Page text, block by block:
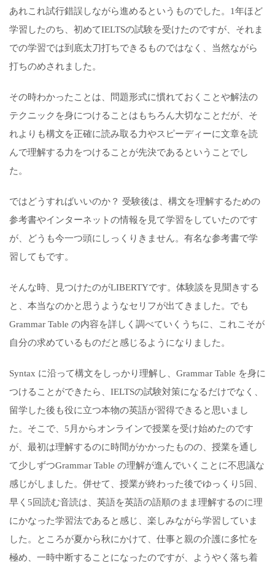
あれこれ試行錯誤しながら進めるというものでした。1年ほど
学習したのち、初めてIELTSの試験を受けたのですが、それま
での学習では到底太刀打ちできるものではなく、当然ながら
打ちのめされました。
その時わかったことは、問題形式に慣れておくことや解法の
テクニックを身につけることはもちろん大切なことだが、そ
れよりも構文を正確に読み取る力やスピーディーに文章を読
んで理解する力をつけることが先決であるということでし
た。
ではどうすればいいのか？ 受験後は、構文を理解するための
参考書やインターネットの情報を見て学習をしていたのです
が、どうも今一つ頭にしっくりきません。有名な参考書で学
習してもです。
そんな時、見つけたのがLIBERTYです。体験談を見聞きする
と、本当なのかと思うようなセリフが出てきました。でも
Grammar Table の内容を詳しく調べていくうちに、これこそが
自分の求めているものだと感じるようになりました。
Syntax に沿って構文をしっかり理解し、Grammar Table を身に
つけることができたら、IELTSの試験対策になるだけでなく、
留学した後も役に立つ本物の英語が習得できると思いまし
た。そこで、5月からオンラインで授業を受け始めたのです
が、最初は理解するのに時間がかかったものの、授業を通し
て少しずつGrammar Table の理解が進んでいくことに不思議な
感じがしました。併せて、授業が終わった後でゆっくり5回、
早く5回読む音読は、英語を英語の語順のまま理解するのに理
にかなった学習法であると感じ、楽しみながら学習していま
した。ところが夏から秋にかけて、仕事と親の介護に多忙を
極め、一時中断することになったのですが、ようやく落ち着